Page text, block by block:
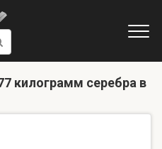
килограмм серебра в